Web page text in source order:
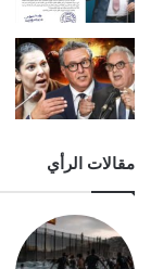
مقالات الرأي